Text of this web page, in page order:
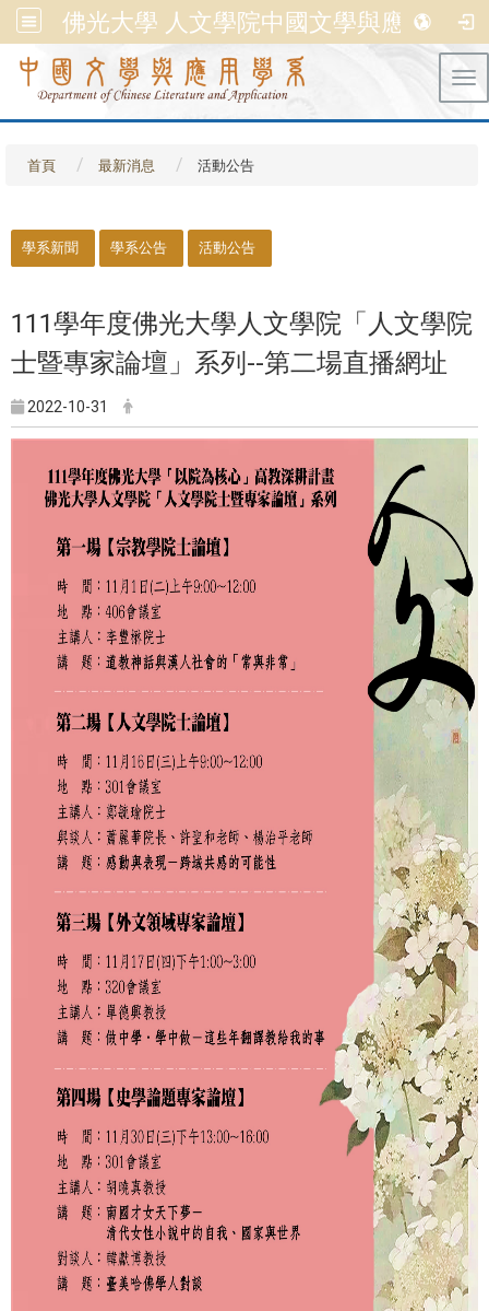
佛光大學 人文學院中國文學與應用學系
首頁 最新消息 活動公告
學系新聞 學系公告 活動公告
111學年度佛光大學人文學院「人文學院
士暨專家論壇」系列--第二場直播網址
2022-10-31